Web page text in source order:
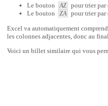
Le bouton
AZ
pour trier par
Le bouton
ZA
pour trier par
Excel va automatiquement
les colonnes adjacentes, donc au
Voici un billet similaire qui vous